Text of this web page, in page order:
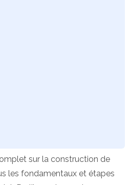
sur la construction de
les fondamentaux et étapes